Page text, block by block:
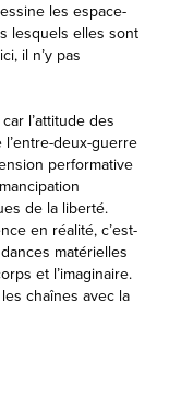
les espace-
lesquels elles sont
il n’y pas
l’attitude des
deux-guerre
performative
de la liberté.
en réalité, c’est-
matérielles
et l’imaginaire.
chaînes avec la